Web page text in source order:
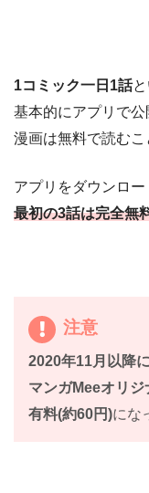
1コミック一日1話
基本的にアプリで公
漫画は無料で読むこ
アプリをダウンロ
最初の3話は完全無
注意
2020年11月以降
マンガMeeオリ
有料(約60円)にな